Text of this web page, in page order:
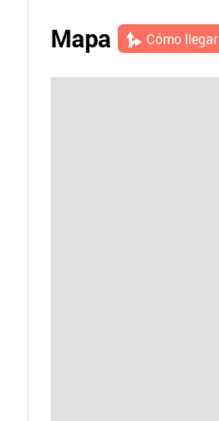
Mapa Cómo llegar